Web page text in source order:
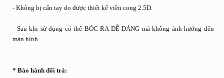
- Không bị cấn tay do được thiết kế viền cong 2.5D.
- Sau khi sử dụng có thể BÓC RA DỄ DÀNG mà không ảnh hưởng đến
màn hình.
* Bảo hành đổi trả: